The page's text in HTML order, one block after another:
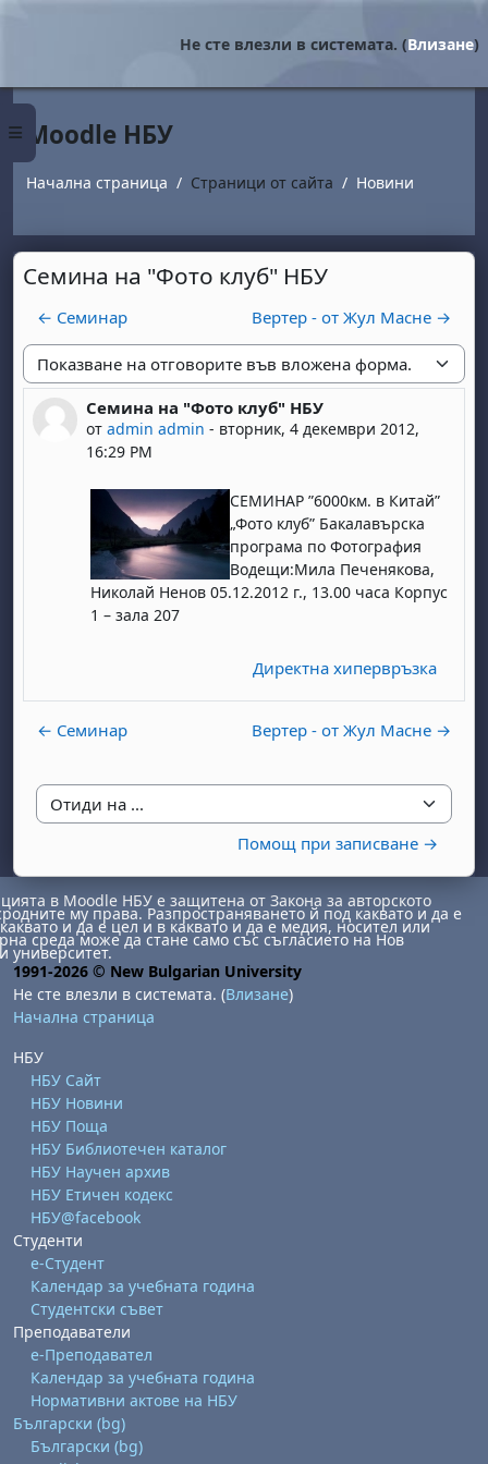
Страничен панел
Не сте влезли в системата. (Влизане)
Moodle НБУ
Начална страница Страници от сайта Новини
Семина на "Фото клуб" НБУ
← Семинар Вертер - от Жул Масне →
Начин на показване
Семина на "Фото клуб" НБУ
отadmin admin - вторник, 4 декември 2012,
16:29 PM
Number of replies: 0
СЕМИНАР ”6000км. в Китай”
„Фото клуб” Бакалавърска
програма по Фотография
Водещи:Мила Печенякова,
Николай Ненов 05.12.2012 г., 13.00 часа Корпус
1 – зала 207
Директна хипервръзка
← Семинар Вертер - от Жул Масне →
Отиди на ...
Помощ при записване →
1 август
неделя, 2 август
6 август
август8 август
неделя, 9 август
август
август
15 август
неделя, 16 август
август
август
22 август
неделя, 23 август
август
август
29 август
неделя, 30 август
в Moodle НБУ е защитена от Закона за авторското
му права. Разпространяването й под каквато и да е
и да е цел и в каквато и да е медия, носител или
среда може да стане само със съгласието на Нов
университет.
1991-2026 © New Bulgarian University
Не сте влезли в системата. (Влизане)
Начална страница
НБУ
НБУ Сайт
НБУ Новини
НБУ Поща
НБУ Библиотечен каталог
НБУ Научен архив
НБУ Етичен кодекс
НБУ@facebook
Студенти
е-Студент
Календар за учебната година
Студентски съвет
Преподаватели
е-Преподавател
Календар за учебната година
Нормативни актове на НБУ
Български ‎(bg)‎
Български ‎(bg)‎